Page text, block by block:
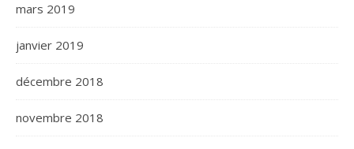
mars 2019
janvier 2019
décembre 2018
novembre 2018